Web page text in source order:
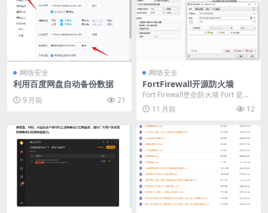
网络安全
利用百度网盘自动备份数据
9 月前 21
网络安全
FortFirewall开源防火墙
Fort Firewall堡垒防火墙 Fort 是一
款专为 Windows 7 ...
11 月前 12